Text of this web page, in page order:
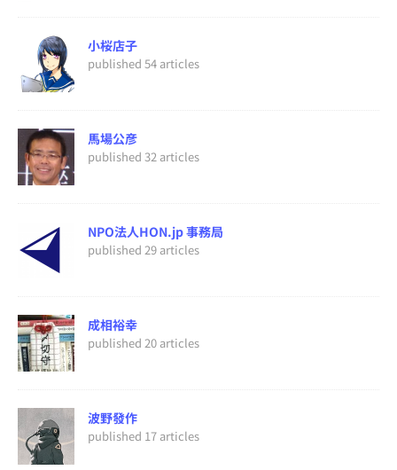
小桜店子
published 54 articles
馬場公彦
published 32 articles
NPO法人HON.jp 事務局
published 29 articles
成相裕幸
published 20 articles
波野發作
published 17 articles